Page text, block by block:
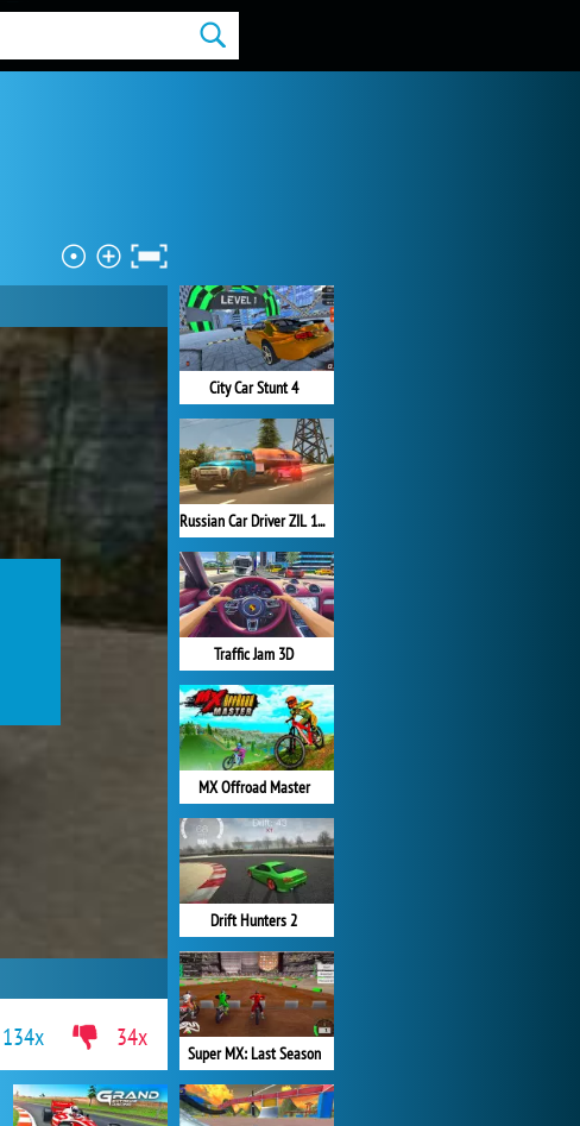
City Car Stunt 4
Russian Car Driver ZIL 130
Traffic Jam 3D
MX Offroad Master
Drift Hunters 2
Super MX: Last Season
134x 34x